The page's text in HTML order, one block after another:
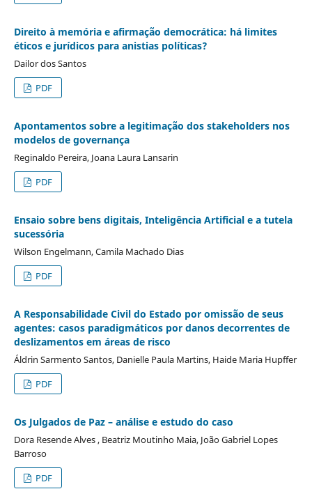
Direito à memória e afirmação democrática: há limites
éticos e jurídicos para anistias políticas?
Dailor dos Santos
PDF
Apontamentos sobre a legitimação dos stakeholders nos
modelos de governança
Reginaldo Pereira, Joana Laura Lansarin
PDF
Ensaio sobre bens digitais, Inteligência Artificial e a tutela
sucessória
Wilson Engelmann, Camila Machado Dias
PDF
A Responsabilidade Civil do Estado por omissão de seus
agentes: casos paradigmáticos por danos decorrentes de
deslizamentos em áreas de risco
Áldrin Sarmento Santos, Danielle Paula Martins, Haide Maria Hupffer
PDF
Os Julgados de Paz – análise e estudo do caso
Dora Resende Alves , Beatriz Moutinho Maia, João Gabriel Lopes
Barroso
PDF